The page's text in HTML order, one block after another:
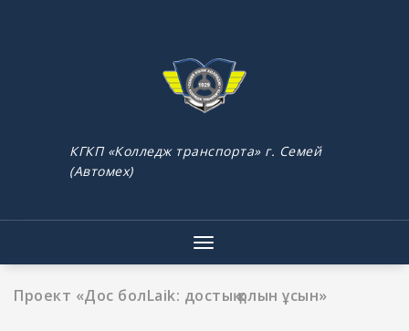
КГКП «Колледж транспорта» г. Семей
(Автомех)
Показать/
Скрыть
Проект «Дос болLaik: достық қолын ұсын»